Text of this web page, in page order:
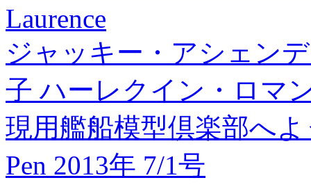
Laurence
ジャッキー・アシェン
子 ハーレクイン・ロマ
現用艦船模型倶楽部へ
Pen 2013年 7/1号